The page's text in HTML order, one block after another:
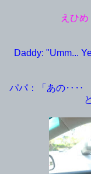
えひ
Daddy: "Umm...
パパ：「あの‥‥